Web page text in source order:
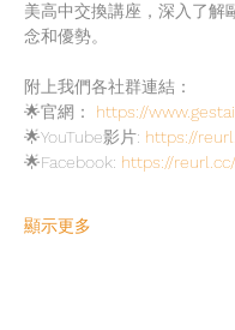
美高中交換講座，深入了解
念和優勢。
附上我們各社群連結：
🌟官網： https://
🌟YouTube影片: https://
🌟Facebook: https://
顯示更多